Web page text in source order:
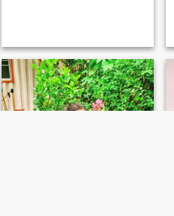
until we grow old toge